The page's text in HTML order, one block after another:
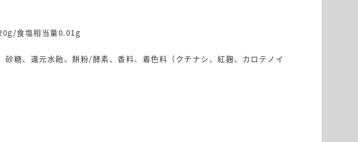
食塩相当量0.01g
糖、還元水飴、餅粉/酵素、香料、着色料（クチナシ、紅麹、カロテノイ